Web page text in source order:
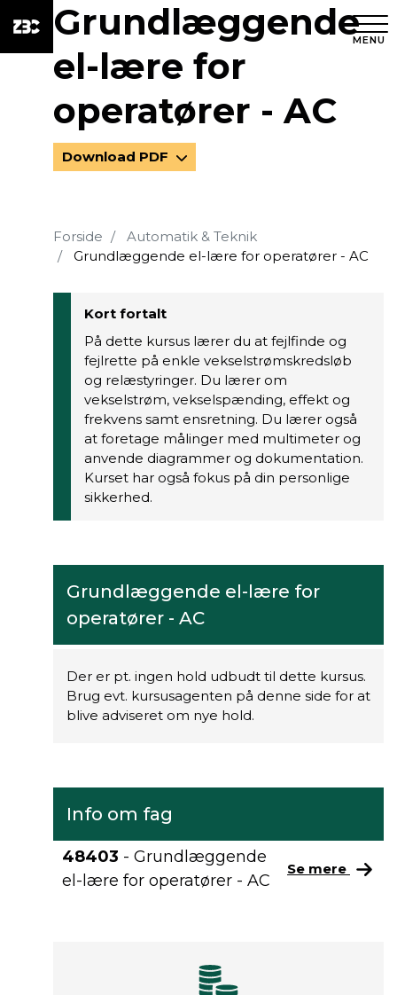
MENU
Grundlæggende
el-lære for
operatører - AC
Download PDF
Forside
Automatik & Teknik
Grundlæggende el-lære for operatører - AC
Kort fortalt
På dette kursus lærer du at fejlfinde og
fejlrette på enkle vekselstrømskredsløb
og relæstyringer. Du lærer om
vekselstrøm, vekselspænding, effekt og
frekvens samt ensretning. Du lærer også
at foretage målinger med multimeter og
anvende diagrammer og dokumentation.
Kurset har også fokus på din personlige
sikkerhed.
Grundlæggende el-lære for
operatører - AC
Der er pt. ingen hold udbudt til dette kursus.
Brug evt. kursusagenten på denne side for at
blive adviseret om nye hold.
Info om fag
48403 - Grundlæggende
el-lære for operatører - AC
Se mere